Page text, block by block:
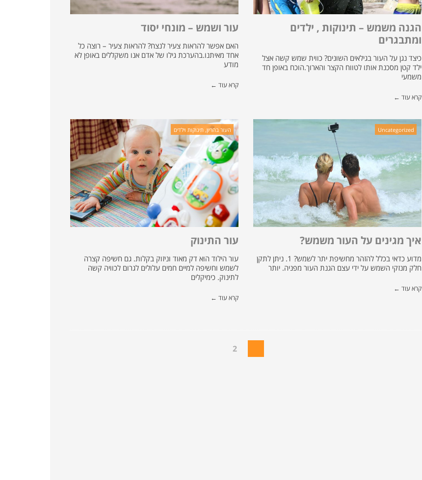
הגנה משמש – תינוקות , ילדים
ומתבגרים
כיצד נגן על העור בגילאים השונים? כווית שמש קשה אצל
ילד קטן מסכנת אותו לטווח הקצר והארוך.הוכח באופן חד
משמעי
קרא עוד ←
עור ושמש – מונחי יסוד
האם אפשר להראות צעיר לנצח? להראות צעיר – רוצה כל
אחד מאיתנו.בהערכת גילו של אדם אנו משקללים באופן לא
מודע
קרא עוד ←
Uncategorized
איך מגינים על העור משמש?
מדוע כדאי בכלל להזהר מחשיפת יתר לשמש? 1. ניתן לתקן
חלק מנזקי השמש על ידי עצם הגנת העור מפניה. יותר
קרא עוד ←
העור בהריון, תינוקות וילדים
עור התינוק
עור הילוד הוא דק מאוד וניזוק בקלות. גם חשיפה קצרה
לשמש וחשיפה למיים חמים עלולים לגרום לכוויה קשה
לתינוק. כימיקלים
קרא עוד ←
2